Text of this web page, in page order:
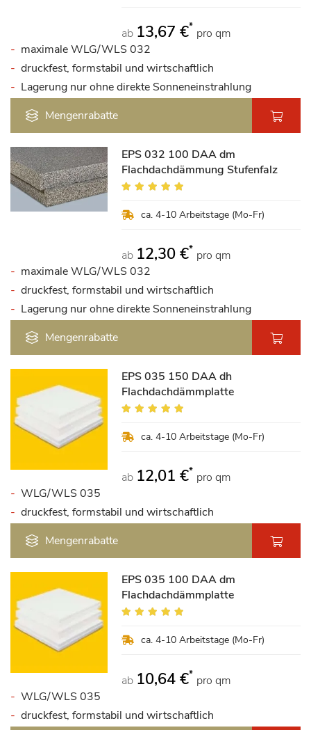
ab 13,67 €* pro qm
maximale WLG/WLS 032
druckfest, formstabil und wirtschaftlich
Lagerung nur ohne direkte Sonneneinstrahlung
Mengenrabatte
EPS 032 100 DAA dm
Flachdachdämmung Stufenfalz
Bewertung:
ca. 4-10 Arbeitstage (Mo-Fr)
ab 12,30 €* pro qm
maximale WLG/WLS 032
druckfest, formstabil und wirtschaftlich
Lagerung nur ohne direkte Sonneneinstrahlung
Mengenrabatte
EPS 035 150 DAA dh
Flachdachdämmplatte
Bewertung:
ca. 4-10 Arbeitstage (Mo-Fr)
ab 12,01 €* pro qm
WLG/WLS 035
druckfest, formstabil und wirtschaftlich
Mengenrabatte
EPS 035 100 DAA dm
Flachdachdämmplatte
Bewertung:
ca. 4-10 Arbeitstage (Mo-Fr)
ab 10,64 €* pro qm
WLG/WLS 035
druckfest, formstabil und wirtschaftlich